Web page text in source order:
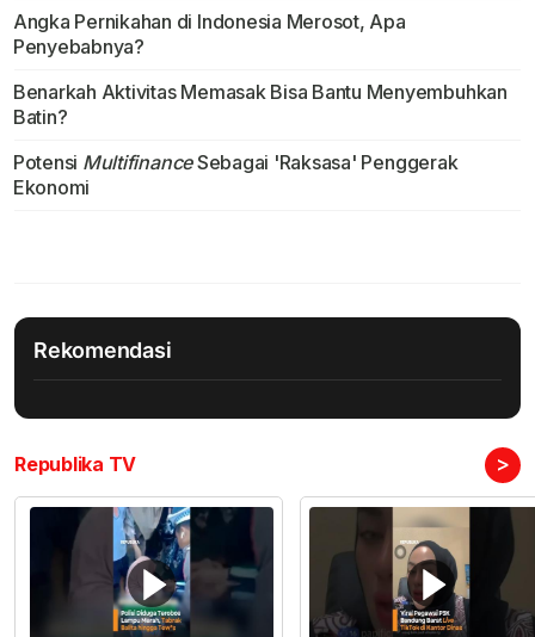
Angka Pernikahan di Indonesia Merosot, Apa
Penyebabnya?
Benarkah Aktivitas Memasak Bisa Bantu Menyembuhkan
Batin?
Potensi MultifinanceSebagai 'Raksasa' Penggerak
Ekonomi
Rekomendasi
Republika TV >